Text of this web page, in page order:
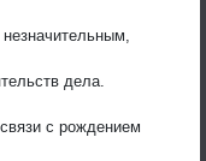
дела.
с рождением